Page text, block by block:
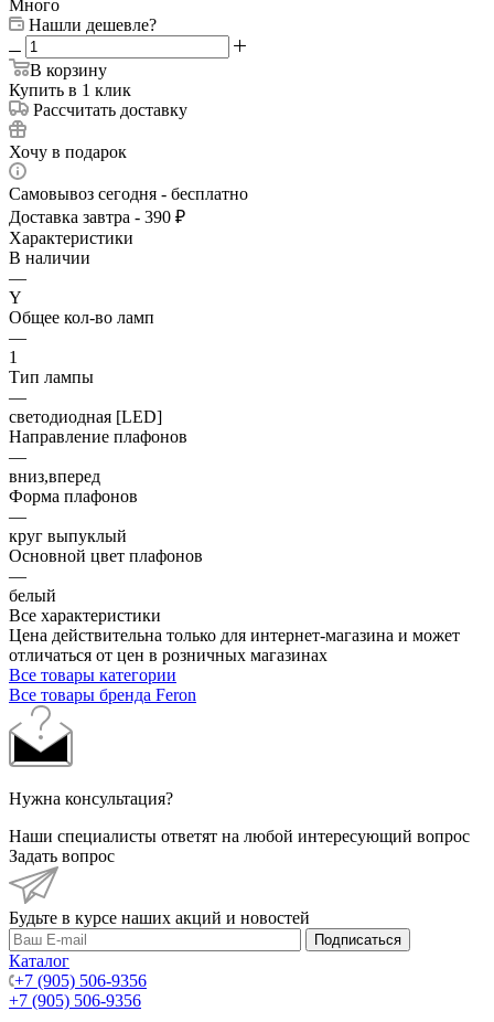
Много
Нашли дешевле?
В корзину
Купить в 1 клик
Рассчитать доставку
Хочу в подарок
Самовывоз сегодня - бесплатно
Доставка завтра - 390 ₽
Характеристики
В наличии
—
Y
Общее кол-во ламп
—
1
Тип лампы
—
светодиодная [LED]
Направление плафонов
—
вниз,вперед
Форма плафонов
—
круг выпуклый
Основной цвет плафонов
—
белый
Все характеристики
Цена действительна только для интернет-магазина и может
отличаться от цен в розничных магазинах
Все товары категории
Все товары бренда Feron
Нужна консультация?
Наши специалисты ответят на любой интересующий вопрос
Задать вопрос
Будьте в курсе наших акций и новостей
Подписаться
Каталог
+7 (905) 506-9356
+7 (905) 506-9356